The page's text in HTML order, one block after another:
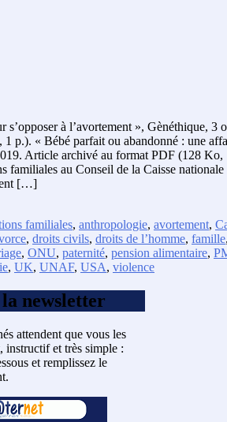
s’opposer à l’avortement », Gènéthique,
p.). « Bébé parfait ou abandonné : une
Article archivé au format PDF (128
familiales au Conseil de la Caisse nationale
[…]
familiales, anthropologie, avortement,
, droits civils, droits de l’homme, famille
, ONU, paternité, pension alimentaire,
, UK, UNAF, USA, violence
newsletter
attendent que vous les
instructif et très simple :
et remplissez le